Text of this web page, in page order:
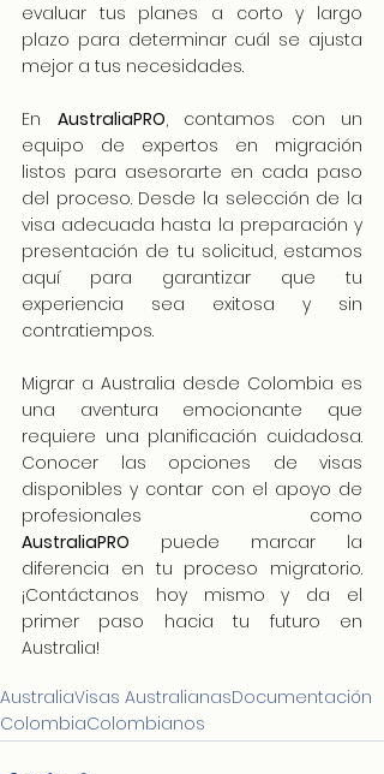
evaluar tus planes a corto y largo
plazo para determinar cuál se ajusta
mejor a tus necesidades.
En AustraliaPRO, contamos con un
equipo de expertos en migración
listos para asesorarte en cada paso
del proceso. Desde la selección de la
visa adecuada hasta la preparación y
presentación de tu solicitud, estamos
aquí para garantizar que tu
experiencia sea exitosa y sin
contratiempos.
Migrar a Australia desde Colombia es
una aventura emocionante que
requiere una planificación cuidadosa.
Conocer las opciones de visas
disponibles y contar con el apoyo de
AustraliaPRO puede marcar la
diferencia en tu proceso migratorio.
¡Contáctanos hoy mismo y da el
primer paso hacia tu futuro en
Australia!
AustraliaVisas AustralianasDocumentación
ColombiaColombianos